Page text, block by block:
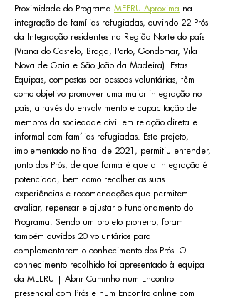
Proximidade do Programa MEERU Aproxima na
integração de famílias refugiadas, ouvindo 22 Prós
da Integração residentes na Região Norte do país
(Viana do Castelo, Braga, Porto, Gondomar, Vila
Nova de Gaia e São João da Madeira). Estas
Equipas, compostas por pessoas voluntárias, têm
como objetivo promover uma maior integração no
país, através do envolvimento e capacitação de
membros da sociedade civil em relação direta e
informal com famílias refugiadas. Este projeto,
implementado no final de 2021, permitiu entender,
junto dos Prós, de que forma é que a integração é
potenciada, bem como recolher as suas
experiências e recomendações que permitem
avaliar, repensar e ajustar o funcionamento do
Programa. Sendo um projeto pioneiro, foram
também ouvidos 20 voluntários para
complementarem o conhecimento dos Prós. O
conhecimento recolhido foi apresentado à equipa
da MEERU | Abrir Caminho num Encontro
presencial com Prós e num Encontro online com